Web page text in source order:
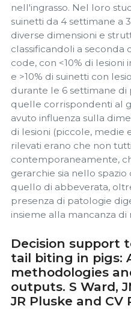
nell'ingrasso. Nel loro
suinetti da 4 settimane a
diverse dimensioni e
classificandoli a seconda
code, con <10% di lesioni
e >10% di suinetti con
durante le 6 settimane
quelle corrispondenti al
avuto influenza sulla
di lesioni (piccole, medie
rilevati erano che non
contemporaneamente,
gerarchie sia nello
quello di abbeverata,
presenza di patologie
insieme alla mancanza
Decision support
tail biting in pigs:
methodologies
outputs. S Ward,
JR Pluske and CV